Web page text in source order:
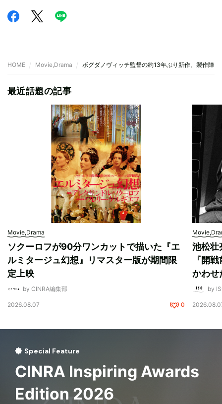
HOME Movie,Drama ボグダノヴィッチ監督の約13年ぶり新作、製作陣
最近話題の記事
Movie,Drama
ソクーロフが90分ワンカットで描いた『エ
ルミタージュ幻想』リマスター版が期間限
定上映
by CINRA編集部
2026.08.07 0
池松壮
『開
かわせ
by
Special Feature
CINRA Inspiring Awards
Edition 2026